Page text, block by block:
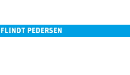
PEDERSEN